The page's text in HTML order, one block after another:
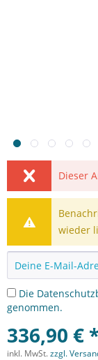
Dieser
wieder
Die
genommen.
336,90 €
inkl. MwSt.zzgl.